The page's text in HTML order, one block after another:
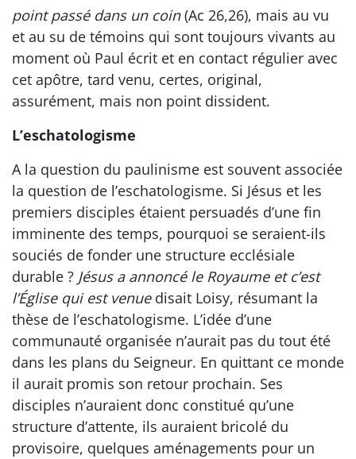
point passé dans un coin(Ac 26,26), mais au vu
et au su de témoins qui sont toujours vivants au
moment où Paul écrit et en contact régulier avec
cet apôtre, tard venu, certes, original,
assurément, mais non point dissident.
L’eschatologisme
A la question du paulinisme est souvent associée
la question de l’eschatologisme. Si Jésus et les
premiers disciples étaient persuadés d’une fin
imminente des temps, pourquoi se seraient-ils
souciés de fonder une structure ecclésiale
durable ? Jésus a annoncé le Royaume et c’est
l’Église qui est venue disait Loisy, résumant la
thèse de l’eschatologisme. L’idée d’une
communauté organisée n’aurait pas du tout été
dans les plans du Seigneur. En quittant ce monde
il aurait promis son retour prochain. Ses
disciples n’auraient donc constitué qu’une
structure d’attente, ils auraient bricolé du
provisoire, quelques aménagements pour un